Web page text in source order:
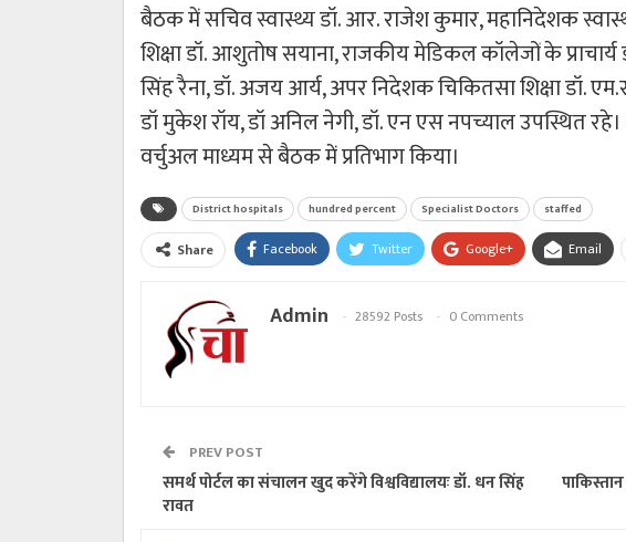
बैठक में सचिव स्वास्थ्य डॉ. आर. राजेश कुमार, महानिदेशक
शिक्षा डॉ. आशुतोष सयाना, राजकीय मेडिकल कॉलेजों के
सिंह रैना, डॉ. अजय आर्य, अपर निदेशक चिकितसा शिक्षा डॉ.
डॉ मुकेश रॉय, डॉ अनिल नेगी, डॉ. एन एस नपच्याल उपस्थित
वर्चुअल माध्यम से बैठक में प्रतिभाग किया।
District hospitals hundred percent Specialist Doctors staffed
Share Facebook Twitter Google+ Email
Admin 28592 Posts 0 Comments
PREV POST
समर्थ पोर्टल का संचालन खुद करेंगे विश्वविद्यालयः डॉ. धन सिंह
रावत